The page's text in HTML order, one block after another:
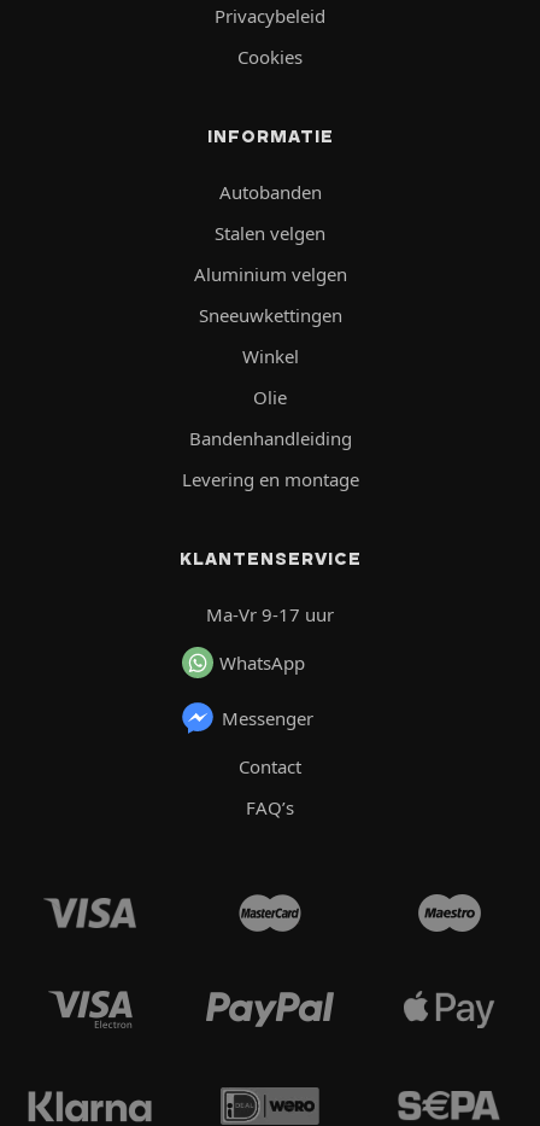
Privacybeleid
Cookies
INFORMATIE
Autobanden
Stalen velgen
Aluminium velgen
Sneeuwkettingen
Winkel
Olie
Bandenhandleiding
Levering en montage
KLANTENSERVICE
Ma-Vr 9-17 uur
WhatsApp
Messenger
Contact
FAQ’s